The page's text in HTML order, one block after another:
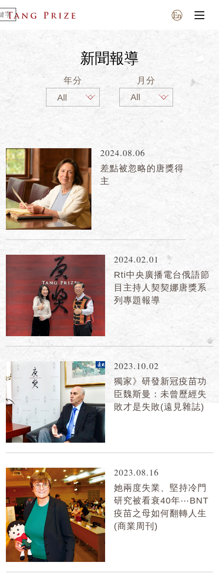
新聞報導
年分 月分
2024.08.06
差點被忽略的唐獎得
主
2024.02.01
Rti中央廣播電台俄語節
目主持人契契娜唐獎系
列專題報導
2023.10.02
獨家》研發新冠疫苗功
臣魏斯曼：未曾歷經失
敗才是失敗(遠見雜誌)
2023.08.16
她兩度失業、堅持冷門
研究被看衰40年⋯BNT
疫苗之母如何翻轉人生
(商業周刊)